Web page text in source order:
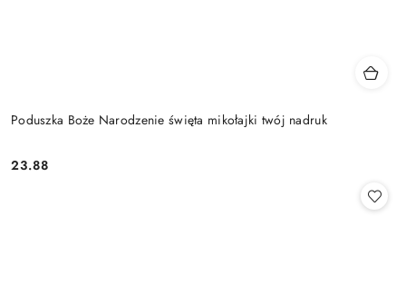
Poduszka Boże Narodzenie święta mikołajki twój nadruk
Cena:
23.88